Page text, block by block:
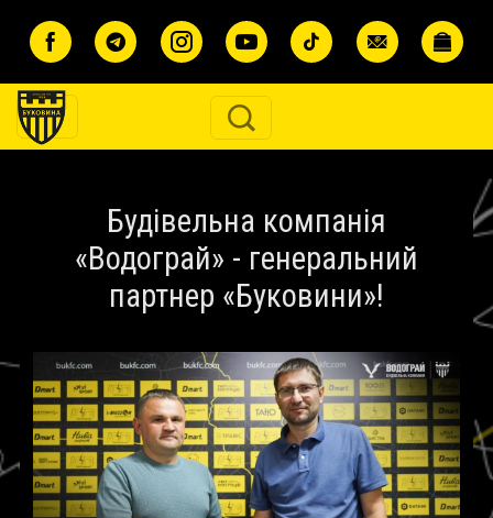
Будівельна компанія
«Водограй» - генеральний
партнер «Буковини»!